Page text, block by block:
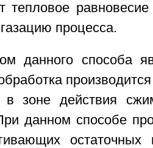
тепловое
процесса.
данного способа
в зоне действия
данном способе